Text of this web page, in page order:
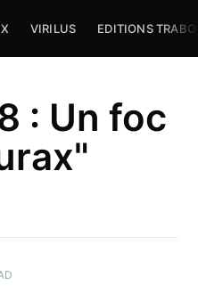
VIRILUS EDITIONS
: Un foc